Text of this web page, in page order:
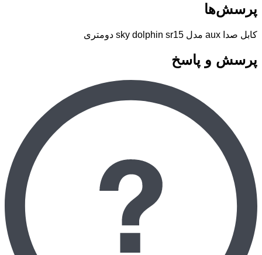
پرسش‌ها
کابل صدا aux مدل sky dolphin sr15 دومتری
پرسش و پاسخ